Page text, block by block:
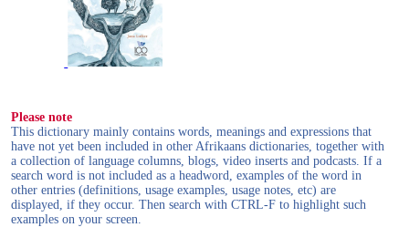
Please note
This dictionary mainly contains words, meanings and expressions that
have not yet been included in other Afrikaans dictionaries, together with
a collection of language columns, blogs, video inserts and podcasts. If a
search word is not included as a headword, examples of the word in
other entries (definitions, usage examples, usage notes, etc) are
displayed, if they occur. Then search with CTRL-F to highlight such
examples on your screen.